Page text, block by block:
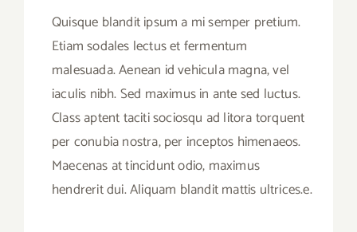
Quisque blandit ipsum a mi semper pretium.
Etiam sodales lectus et fermentum
malesuada. Aenean id vehicula magna, vel
iaculis nibh. Sed maximus in ante sed luctus.
Class aptent taciti sociosqu ad litora torquent
per conubia nostra, per inceptos himenaeos.
Maecenas at tincidunt odio, maximus
hendrerit dui. Aliquam blandit mattis ultrices.e.